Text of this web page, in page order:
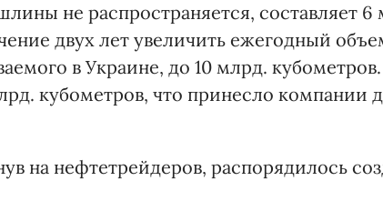
не распространяется, составляет 6
двух лет увеличить ежегодный
в Украине, до 10 млрд.
кубометров, что принесло компании
на нефтетрейдеров, распорядилось